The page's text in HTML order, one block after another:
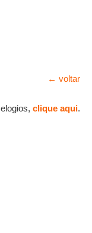
← voltar
clique aqui.